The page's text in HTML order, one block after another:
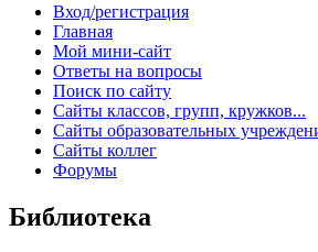
Вход/регистрация
Главная
Мой мини-сайт
Ответы на вопросы
Поиск по сайту
Сайты классов, групп, кружков...
Сайты образовательных
Сайты коллег
Форумы
Библиотека